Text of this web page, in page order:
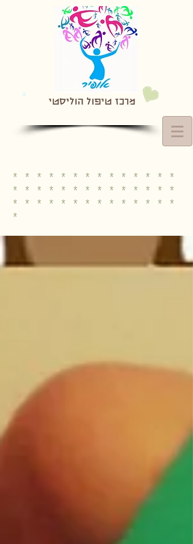
מרכז טיפול הוליסטי
* * * * * * * * * * * * * *
* * * * * * * * * * * * * *
* * * * * * * * * * * * * *
*